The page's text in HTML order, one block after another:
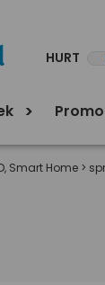
HURT
Smart Home >